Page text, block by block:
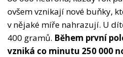
ovšem vznikají nové buňky,
v nějaké míře nahrazují. U
400 gramů. Během první
vzniká co minutu 250 000